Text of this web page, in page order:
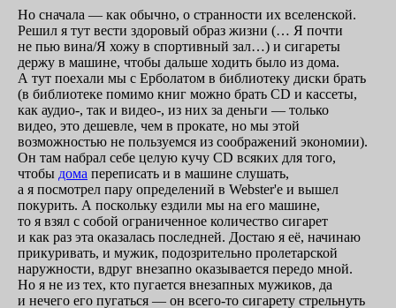
Но сначала — как обычно, о странности их вселенской.
Решил я тут вести здоровый образ жизни (… Я почти
не пью вина/Я хожу в спортивный зал…) и сигареты
держу в машине, чтобы дальше ходить было из дома.
А тут поехали мы с Ерболатом в библиотеку диски брать
(в библиотеке помимо книг можно брать CD и кассеты,
как аудио-, так и видео-, из них за деньги — только
видео, это дешевле, чем в прокате, но мы этой
возможностью не пользуемся из соображений экономии).
Он там набрал себе целую кучу CD всяких для того,
чтобы дома переписать и в машине слушать,
а я посмотрел пару определений в Webster'е и вышел
покурить. А поскольку ездили мы на его машине,
то я взял с собой ограниченное количество сигарет
и как раз эта оказалась последней. Достаю я её, начинаю
прикуривать, и мужик, подозрительно пролетарской
наружности, вдруг внезапно оказывается передо мной.
Но я не из тех, кто пугается внезапных мужиков, да
и нечего его пугаться — он всего-то сигарету стрельнуть